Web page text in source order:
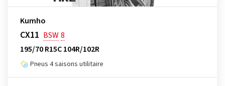
Kumho
CX11 BSW8
195/70 R15C 104R/102R
Pneus 4 saisons utilitaire